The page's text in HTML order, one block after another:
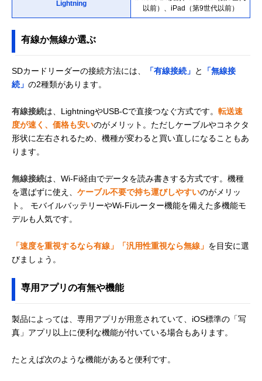
Lightning
以前）、iPad（第9世代以前）
有線か無線か選ぶ
SDカードリーダーの接続方法には、 「有線接続」 と
「無線接
続」 の2種類があります。
有線接続は、LightningやUSB-Cで直接つなぐ方式です。 転送速
度が速く、価格も安いのがメリット。ただしケーブルやコネクタ
形状に左右されるため、機種が変わると買い直しになることもあ
ります。
無線接続は、Wi-Fi経由でデータを読み書きする方式です。機種
を選ばずに使え、 ケーブル不要で持ち運びしやすいのがメリッ
ト。 モバイルバッテリーやWi-Fiルーター機能を備えた多機能モ
デルも人気です。
「速度を重視するなら有線」「汎用性重視なら無線」 を目安に選
びましょう。
専用アプリの有無や機能
製品によっては、専用アプリが用意されていて、iOS標準の「写
真」アプリ以上に便利な機能が付いている場合もあります。
たとえば次のような機能があると便利です。